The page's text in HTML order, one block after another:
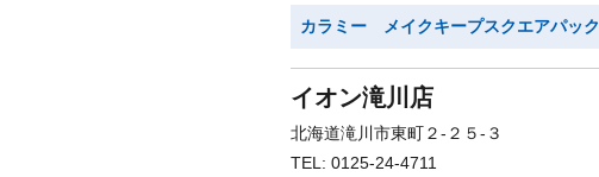
カラミー メイクキープスクエアパック
イオン滝川店
北海道滝川市東町２-２５-３
TEL: 0125-24-4711